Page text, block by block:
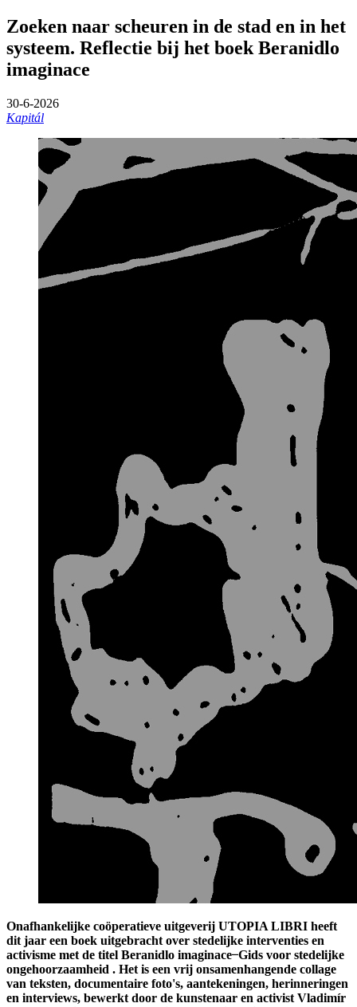
Zoeken naar scheuren in de stad en in het
systeem. Reflectie bij het boek Beranidlo
imaginace
30-6-2026
Kapitál
Onafhankelijke coöperatieve uitgeverij UTOPIA LIBRI heeft
dit jaar een boek uitgebracht over stedelijke interventies en
activisme met de titel Beranidlo imaginace ̶ Gids voor stedelijke
ongehoorzaamheid . Het is een vrij onsamenhangende collage
van teksten, documentaire foto's, aantekeningen, herinneringen
en interviews, bewerkt door de kunstenaar en activist Vladimír